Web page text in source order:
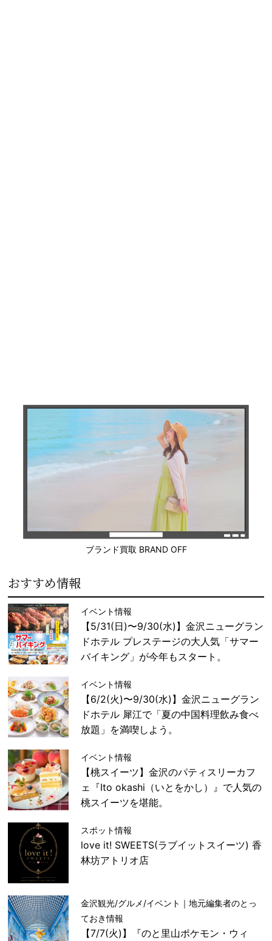
ブランド買取 BRAND OFF
おすすめ情報
イベント情報
【5/31(日)〜9/30(水)】金沢ニューグラン
ドホテル プレステージの大人気「サマー
バイキング」が今年もスタート。
イベント情報
【6/2(火)〜9/30(水)】金沢ニューグラン
ドホテル 犀江で「夏の中国料理飲み食べ
放題」を満喫しよう。
イベント情報
【桃スイーツ】金沢のパティスリーカフ
ェ『Ito okashi（いとをかし）』で人気の
桃スイーツを堪能。
スポット情報
love it! SWEETS(ラブイットスイーツ) 香
林坊アトリオ店
金沢観光/グルメ/イベント｜地元編集者のとっ
ておき情報
【7/7(火)】『のと里山ポケモン・ウィ